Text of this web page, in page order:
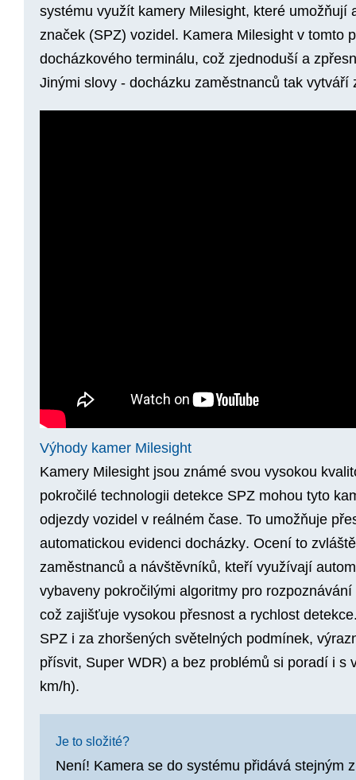
systému využít kamery Milesight, které umožňují
značek (SPZ) vozidel. Kamera Milesight v tomto
docházkového terminálu, což zjednoduší a
Jinými slovy - docházku zaměstnanců tak vytváří
Výhody kamer Milesight
Kamery Milesight jsou známé svou vysokou
pokročilé technologii detekce SPZmohou tyto
odjezdy vozidel v reálném čase. To umožňuje
automatickou evidenci docházky. Ocení to
zaměstnanců a návštěvníků, kteří využívají
vybaveny pokročilými algoritmy pro
což zajišťuje vysokou přesnosta rychlost detekce
SPZ i za zhoršených světelných podmínek,
přísvit, Super WDR) a bez problémů si poradí i s
km/h).
Je to složité?
Není! Kamera se do systému přidává stejným